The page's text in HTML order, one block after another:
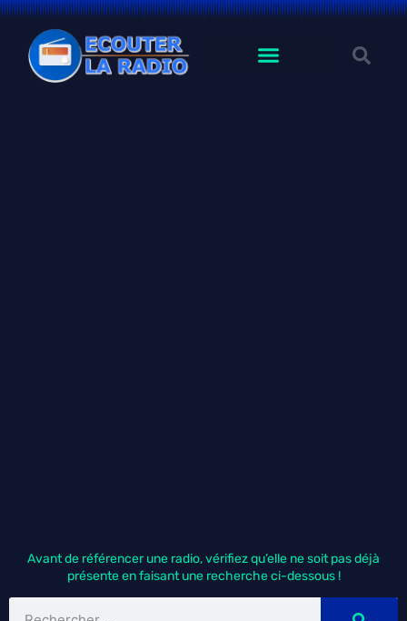
Avant de référencer une radio, vérifiez qu’elle ne soit pas déjà
présente en faisant une recherche ci-dessous !